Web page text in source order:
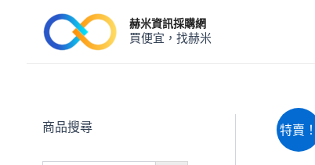
赫米資訊採購網
買便宜，找赫米
商品搜尋 特賣！